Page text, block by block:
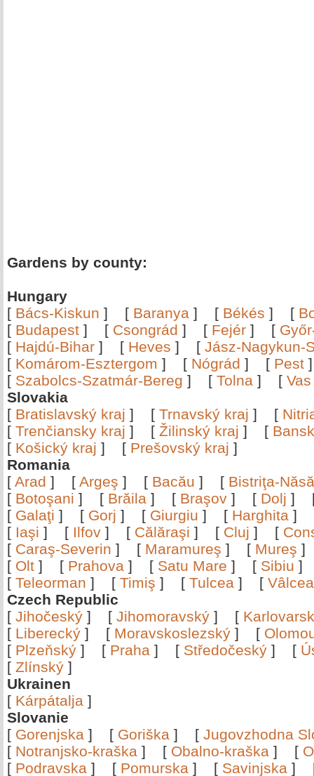
Gardens by county:
Hungary
[ Bács-Kiskun ] [ Baranya ] [ Békés ] [
[ Budapest ] [ Csongrád ] [ Fejér ] [
[ Hajdú-Bihar ] [ Heves ] [ Jász-Nagykun-
[ Komárom-Esztergom ] [ Nógrád ] [ Pest
[ Szabolcs-Szatmár-Bereg ] [ Tolna ] [ Vas
Slovakia
[ Bratislavský kraj ] [ Trnavský kraj ] [
[ Trenčiansky kraj ] [ Žilinský kraj ] [
[ Košický kraj ] [ Prešovský kraj ]
Romania
[ Arad ] [ Argeş ] [ Bacău ] [ Bistriţa-
[ Botoşani ] [ Brăila ] [ Braşov ] [ Dolj ]
[ Galaţi ] [ Gorj ] [ Giurgiu ] [ Harghita ]
[ Iaşi ] [ Ilfov ] [ Călăraşi ] [ Cluj ] [
[ Caraş-Severin ] [ Maramureş ] [ Mureş
[ Olt ] [ Prahova ] [ Satu Mare ] [ Sibiu
[ Teleorman ] [ Timiş ] [ Tulcea ] [
Czech Republic
[ Jihočeský ] [ Jihomoravský ] [
[ Liberecký ] [ Moravskoslezský ] [
[ Plzeňský ] [ Praha ] [ Středočeský ] [
[ Zlínský ]
Ukrainen
[ Kárpátalja ]
Slovanie
[ Gorenjska ] [ Goriška ] [ Jugovzhodna
[ Notranjsko-kraška ] [ Obalno-kraška ] [
[ Podravska ] [ Pomurska ] [ Savinjska ]